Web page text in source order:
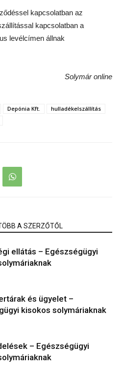
kapcsolatban az
kapcsolatban a
levélcímen állnak
Solymár online
Depónia Kft.
hulladékelszállítás
A SZERZŐTŐL
ellátás – Egészségügyi
és ügyelet –
kisokos solymáriaknak
– Egészségügyi